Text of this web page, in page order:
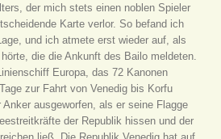
der mich stets einen noblen Spieler
Karte verlor. So befand ich
und ich atmete erst wieder auf, als
die die Ankunft des Bailo meldeten.
Europa, das 72 Kanonen
zur Fahrt von Venedig bis Korfu
ausgeworfen, als er seine Flagge
der Republik hissen und der